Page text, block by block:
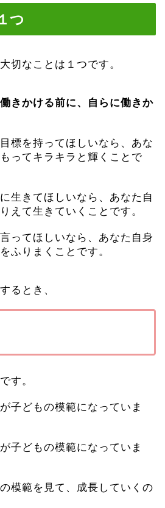
つ
切なことは１つです。
きかける前に、自らに働きか
標を持ってほしいなら、あな
ってキラキラと輝くことで
生きてほしいなら、あなた自
えて生きていくことです。
ってほしいなら、あなた自身
ふりまくことです。
るとき、
す。
子どもの模範になっていま
子どもの模範になっていま
模範を見て、成長していくの